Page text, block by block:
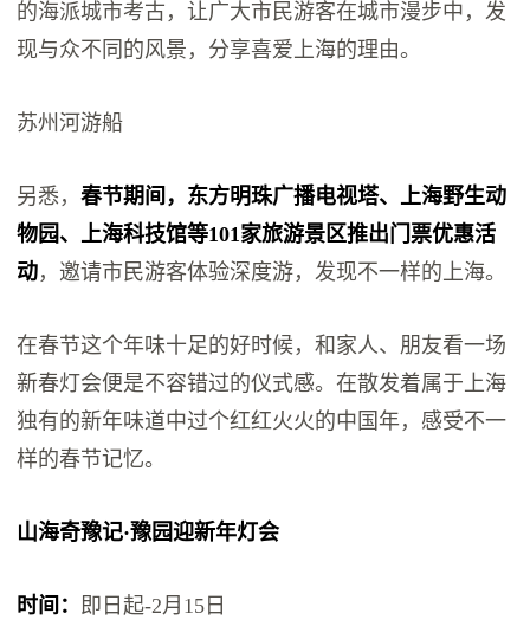
的海派城市考古，让广大市民游客在城市漫步中，发
现与众不同的风景，分享喜爱上海的理由。
苏州河游船
另悉，春节期间，东方明珠广播电视塔、上海野生动
物园、上海科技馆等101家旅游景区推出门票优惠活
动，邀请市民游客体验深度游，发现不一样的上海。
在春节这个年味十足的好时候，和家人、朋友看一场
新春灯会便是不容错过的仪式感。在散发着属于上海
独有的新年味道中过个红红火火的中国年，感受不一
样的春节记忆。
山海奇豫记·豫园迎新年灯会
时间： 即日起-2月15日